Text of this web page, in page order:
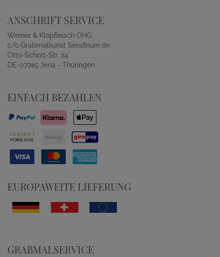
ANSCHRIFT SERVICE
Werner & Klopfleisch OHG
c/o Grabmalkunst Serafinum.de
Otto-Schott-Str. 24
DE-07745 Jena - Thüringen
EINFACH BEZAHLEN
EUROPAWEITE LIEFERUNG
GRABMALSERVICE